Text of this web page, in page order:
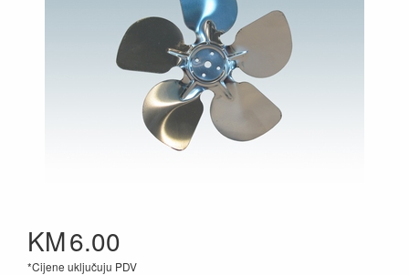
KM6.00
*Cijene uključuju PDV